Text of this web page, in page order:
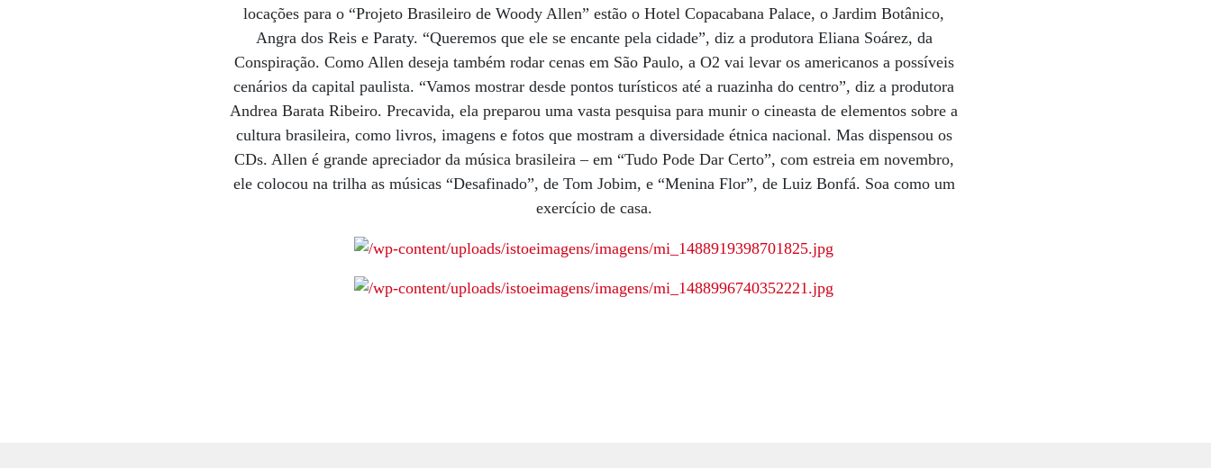
locações para o “Projeto Brasileiro de Woody Allen” estão o Hotel Copacabana Palace, o Jardim Botânico,
Angra dos Reis e Paraty. “Queremos que ele se encante pela cidade”, diz a produtora Eliana Soárez, da
Conspiração. Como Allen deseja também rodar cenas em São Paulo, a O2 vai levar os americanos a possíveis
cenários da capital paulista. “Vamos mostrar desde pontos turísticos até a ruazinha do centro”, diz a produtora
Andrea Barata Ribeiro. Precavida, ela preparou uma vasta pesquisa para munir o cineasta de elementos sobre a
cultura brasileira, como livros, imagens e fotos que mostram a diversidade étnica nacional. Mas dispensou os
CDs. Allen é grande apreciador da música brasileira – em “Tudo Pode Dar Certo”, com estreia em novembro,
ele colocou na trilha as músicas “Desafinado”, de Tom Jobim, e “Menina Flor”, de Luiz Bonfá. Soa como um
exercício de casa.